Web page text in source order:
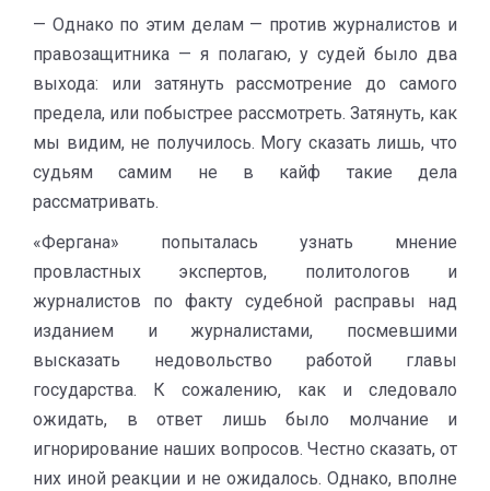
— Однако по этим делам — против журналистов и
правозащитника — я полагаю, у судей было два
выхода: или затянуть рассмотрение до самого
предела, или побыстрее рассмотреть. Затянуть, как
мы видим, не получилось. Могу сказать лишь, что
судьям самим не в кайф такие дела
рассматривать.
«Фергана» попыталась узнать мнение
провластных экспертов, политологов и
журналистов по факту судебной расправы над
изданием и журналистами, посмевшими
высказать недовольство работой главы
государства. К сожалению, как и следовало
ожидать, в ответ лишь было молчание и
игнорирование наших вопросов. Честно сказать, от
них иной реакции и не ожидалось. Однако, вполне